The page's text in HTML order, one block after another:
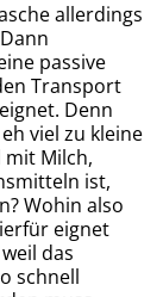
allerdings
passive
Transport
Denn
viel zu kleine
mit Milch,
ist,
Wohin also
eignet
das
schnell